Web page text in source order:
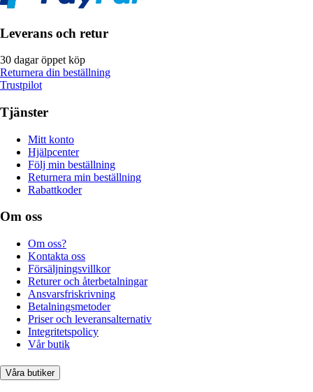
Leverans och retur
30 dagar öppet köp
Returnera din beställning
Trustpilot
Tjänster
Mitt konto
Hjälpcenter
Följ min beställning
Returnera min beställning
Rabattkoder
Om oss
Om oss?
Kontakta oss
Försäljningsvillkor
Returer och återbetalningar
Ansvarsfriskrivning
Betalningsmetoder
Priser och leveransalternativ
Integritetspolicy
Vår butik
Våra butiker